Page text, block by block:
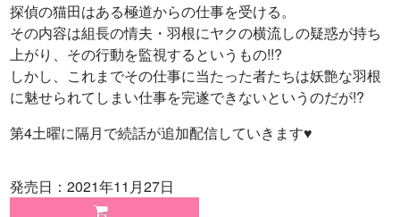
探偵の猫田はある極道からの仕事を受ける。
その内容は組長の情夫・羽根にヤクの横流しの疑惑が持ち
上がり、その行動を監視するというもの!!?
しかし、これまでその仕事に当たった者たちは妖艶な羽根
に魅せられてしまい仕事を完遂できないというのだが!?
第4土曜に隔月で続話が追加配信していきます♥
発売日：2021年11月27日